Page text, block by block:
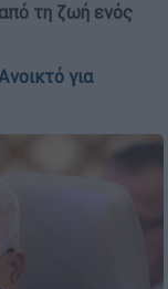
τη ζωή ενός
για